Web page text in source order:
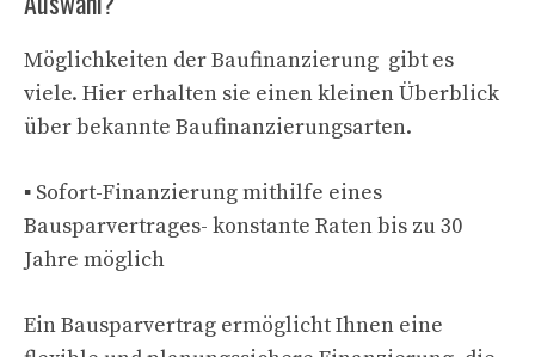
Möglichkeiten der Baufinanzierung gibt es
viele. Hier erhalten sie einen kleinen Überblick
über bekannte Baufinanzierungsarten.
▪ Sofort-Finanzierung mithilfe eines
Bausparvertrages- konstante Raten bis zu 30
Jahre möglich
Ein Bausparvertrag ermöglicht Ihnen eine